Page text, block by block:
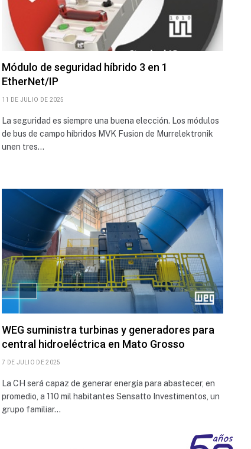
Módulo de seguridad híbrido 3 en 1
EtherNet/IP
11 DE JULIO DE 2025
La seguridad es siempre una buena elección. Los módulos
de bus de campo híbridos MVK Fusion de Murrelektronik
unen tres…
WEG suministra turbinas y generadores para
central hidroeléctrica en Mato Grosso
7 DE JULIO DE 2025
La CH será capaz de generar energía para abastecer, en
promedio, a 110 mil habitantes Sensatto Investimentos, un
grupo familiar…